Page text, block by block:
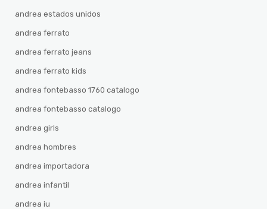
andrea estados unidos
andrea ferrato
andrea ferrato jeans
andrea ferrato kids
andrea fontebasso 1760 catalogo
andrea fontebasso catalogo
andrea girls
andrea hombres
andrea importadora
andrea infantil
andrea iu